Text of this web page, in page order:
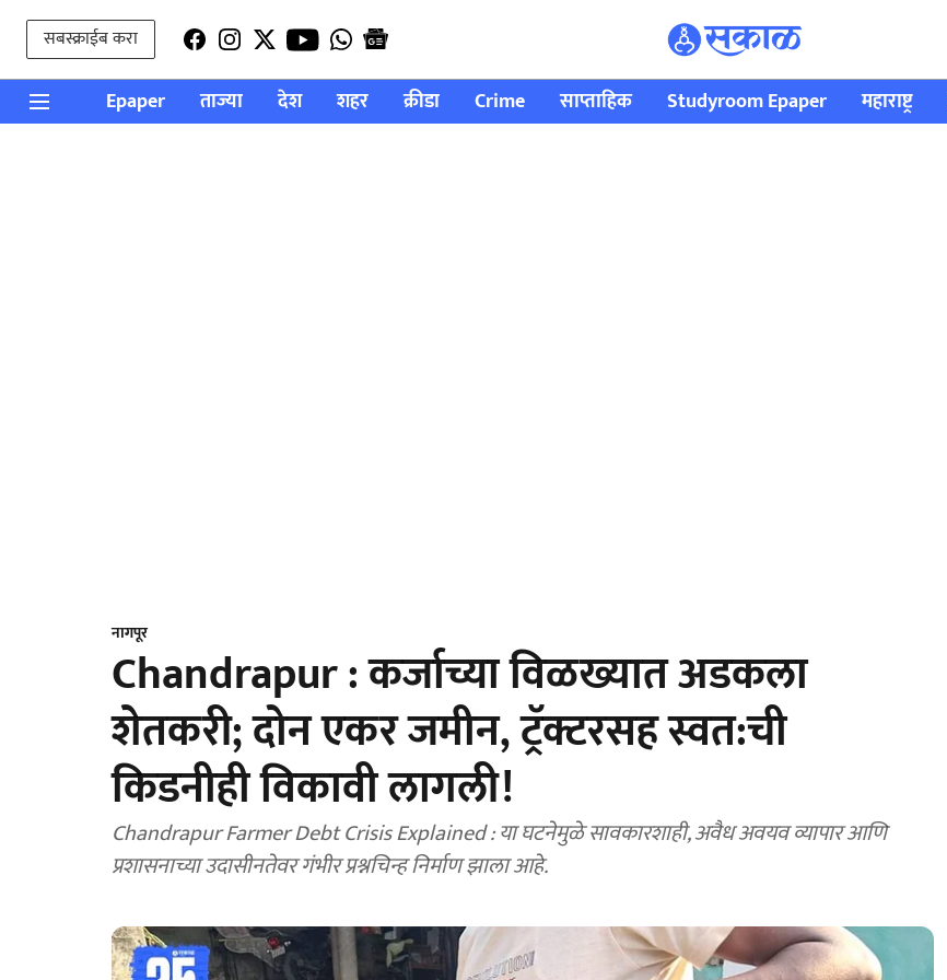
सबस्क्राईब करा
Epaper ताज्या देश शहर क्रीडा Crime साप्ताहिक Studyroom Epaper महाराष्ट्र
नागपूर
Chandrapur : कर्जाच्या विळख्यात अडकला
शेतकरी; दोन एकर जमीन, ट्रॅक्टरसह स्वत:ची
किडनीही विकावी लागली!
Chandrapur Farmer Debt Crisis Explained : या घटनेमुळे सावकारशाही, अवैध अवयव व्यापार आणि
प्रशासनाच्या उदासीनतेवर गंभीर प्रश्नचिन्ह निर्माण झाला आहे.